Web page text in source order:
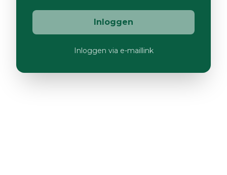
Inloggen
Inloggen via e-maillink